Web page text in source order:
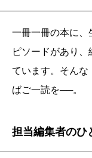
一冊一冊の本に、
ピソードがあり
ています。そんな
ばご一読を──。
担当編集者のひ